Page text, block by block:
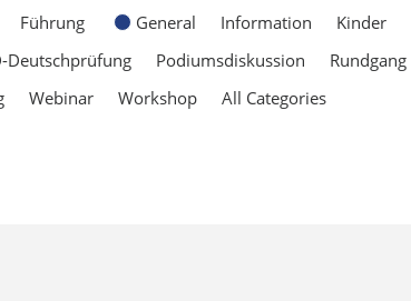
Führung General Information Kinder
Deutschprüfung Podiumsdiskussion Rundgang
Webinar Workshop
All Categories